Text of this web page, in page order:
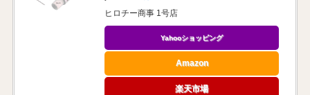
ヒロチー商事 1号店
Yahooショッピング
Amazon
楽天市場